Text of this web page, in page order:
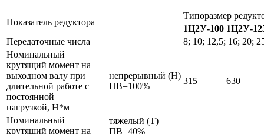
Показатель редуктора
Типоразмер
1Ц2У-100 1Ц2У-
Передаточные числа
8; 10; 12,5; 16; 20;
Номинальный
крутящий момент на
выходном валу при
длительной работе с
постоянной
нагрузкой, Н*м
непрерывный (Н)
ПВ=100%
315 630
Номинальный
крутящий момент на
тяжелый (Т)
ПВ=40%